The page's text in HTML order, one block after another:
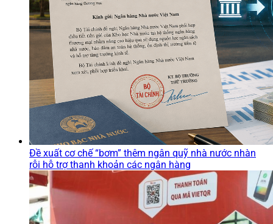
Đề xuất cơ chế “bơm” thêm ngân quỹ nhà nước nhàn
rỗi hỗ trợ thanh khoản các ngân hàng